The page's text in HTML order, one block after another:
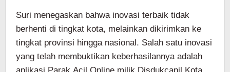
Suri menegaskan bahwa inovasi terbaik tidak
berhenti di tingkat kota, melainkan dikirimkan ke
tingkat provinsi hingga nasional. Salah satu inovasi
yang telah membuktikan keberhasilannya adalah